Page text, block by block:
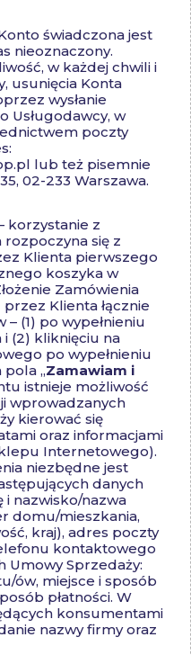
świadczona jest
nieoznaczony.
w każdej chwili i
usunięcia Konta
wysłanie
Usługodawcy, w
poczty
lub też pisemnie
02-233 Warszawa.
korzystanie z
się z
Klienta pierwszego
koszyka w
Zamówienia
Klienta łącznie
(1) po wypełnieniu
(2) kliknięciu na
po wypełnieniu
„Zamawiam i
istnieje możliwość
wprowadzanych
kierować się
oraz informacjami
Internetowego).
niezbędne jest
danych
i nazwisko/nazwa
domu/mieszkania,
kraj), adres poczty
kontaktowego
Umowy Sprzedaży:
ów, miejsce i sposób
płatności. W
konsumentami
nazwy firmy oraz